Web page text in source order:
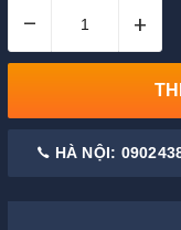
– +
HÀ NỘI: